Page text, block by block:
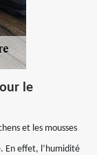
le
et les mousses
En effet, l’humidité